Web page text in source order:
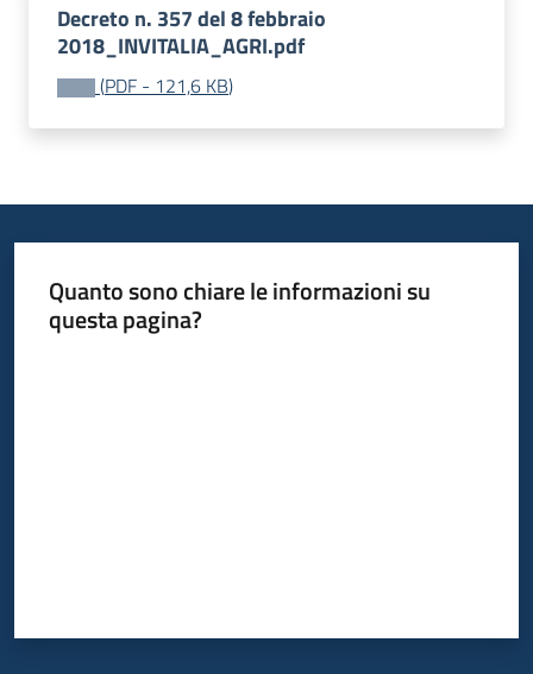
Decreto n. 357 del 8 febbraio
2018_INVITALIA_AGRI.pdf
(PDF - 121,6 KB)
Quanto sono chiare le informazioni su
questa pagina?